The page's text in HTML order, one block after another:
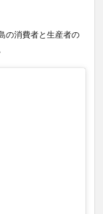
の消費者と生産者の